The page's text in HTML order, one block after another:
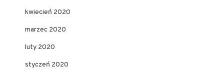
kwiecień 2020
marzec 2020
luty 2020
styczeń 2020